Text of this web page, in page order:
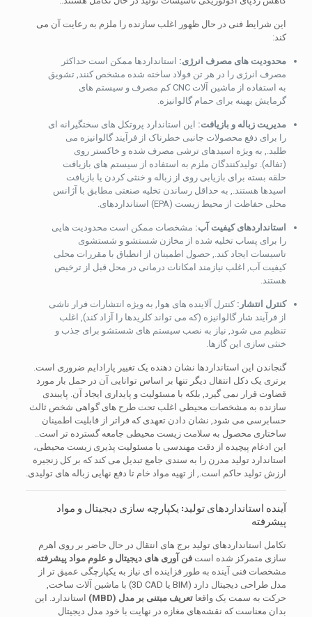
این شرایط فنی در حال ظهور اغلب سازنده را ملزم به رعایت آن می
کند:
محدودیت های مصرف انرژی: استانداردها ممکن است حداکثر
مصرف انرژی را در هر تن فولاد ساخته شده مشخص کنند, تشویق
به استفاده از ماشین آلات CNC کم مصرف و سیستم های
گرمایش بهینه برای حمام گالوانیزه.
مدیریت زباله و بازیافت: این استاندارد پروتکل های سختگیرانه ای
را برای دفع محصولات جانبی خطرناک از فرآیند گالوانیزه می
طلبد., به ویژه اسیدهای ترشی مصرف شده و خاکستر روی
(تفاله). تولیدکنندگان ملزم به استفاده از سیستم های بازیافت
حلقه بسته برای بازیابی روی از زباله و خنثی کردن یا بازیافت
اسیدها هستند., به حداقل رساندن تخلیه صنعتی مطابق با آژانس
محلی حفاظت از محیط زیست (EPA) استانداردهای.
استانداردهای کیفیت آب: مشخصات ممکن است محدودیت هایی
را برای پساب تخلیه شده از مخازن شستشو و شستشوی
تاسیسات ایجاد کند., حصول اطمینان از انطباق با مقررات محلی
کیفیت آب, اغلب نیازمند امکانات درمانی در محل قبل از ترخیص
هستند.
کنترل انتشار: کنترل آلاینده های هوا, به ویژه انتشارات فرار ناشی
از فرآیند شار گالوانیزه (که می تواند کلریدها را آزاد کند), اغلب
تنظیم می شود, نیاز به نصب سیستم های شستشو برای جذب و
خنثی سازی این گازها.
گنجاندن این استانداردها نشان دهنده یک تغییر پارادایم ضروری است.
برتری یک دکل انتقال دیگر تنها بر اساس توانایی آن در حمل بار مورد
قضاوت قرار نمی گیرد, بلکه با مسئولیت و پایداری ایجاد آن. پایبندی
سازنده به مشخصات محیطی اغلب تحت طرح های گواهی شخص ثالث
حسابرسی می شود, نشان دادن تعهدی که فراتر از قابلیت اطمینان
ساختاری محصول به سلامت زیست محیطی جامعه گسترده تر است..
این ادغام پیچیده از دقت مهندسی با مسئولیت پذیری زیست محیطی،
استاندارد تولید مدرن را به سندی جامع تبدیل می کند که بر کل زنجیره
ارزش تولید حاکم است., از تهیه مواد خام تا دفع نهایی زباله های تولیدی.
آینده استانداردهای تولید: یکپارچه سازی دیجیتال و مواد
پیشرفته
تکامل استانداردهای تولید برج های انتقال در حال حاضر بر روی اهرم
سازی متمرکز شده است فن آوری های دیجیتال و علوم مواد پیشرفته
مشخصات فنی آینده به طور فزاینده ای نیاز به یکپارچگی عمیق تر از
مدل طراحی دیجیتال دارد (BIM یا 3D CAD) با ماشین آلات ساخت,
حرکت به سمت یک واقعا تعریف مبتنی بر مدل (MBD)
استاندارد. این
بدان معناست که نقشه‌های مغازه در نهایت با خود مدل دیجیتال